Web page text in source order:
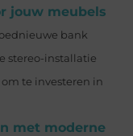
jouw meubels
bank
stereo-installatie
te investeren in
met moderne